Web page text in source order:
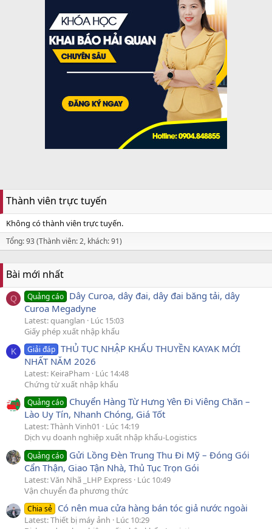
Thành viên trực tuyến
Không có thành viên trực tuyến.
Tổng: 93 (Thành viên: 2, khách: 91)
Bài mới nhất
Q Quảng cáo Dây Curoa, dây đai, dây đai băng tải, dây
Curoa Megadyne
Latest: quanglan
Lúc 15:03
Giấy phép xuất nhập khẩu
K Giải đáp THỦ TỤC NHẬP KHẨU THUYỀN KAYAK MỚI
NHẤT NĂM 2026
Latest: KeiraPham
Lúc 14:48
Chứng từ xuất nhập khẩu
Quảng cáo Chuyển Hàng Từ Hưng Yên Đi Viêng Chăn –
Lào Uy Tín, Nhanh Chóng, Giá Tốt
Latest: Thành Vinh01
Lúc 14:19
Dịch vụ doanh nghiệp xuất nhập khẩu-Logistics
Quảng cáo Gửi Lồng Đèn Trung Thu Đi Mỹ – Đóng Gói
Cẩn Thận, Giao Tận Nhà, Thủ Tục Trọn Gói
Latest: Văn Nhã _LHP Express Lúc 10:49
Vận chuyển đa phương thức
Chia sẻ Có nên mua cửa hàng bán tóc giả nước ngoài
Latest: Thiết bị máy ảnh
Lúc 10:29